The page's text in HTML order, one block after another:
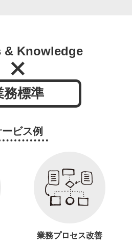
& Knowledge
務標準
ビス例
業務プロセス改善